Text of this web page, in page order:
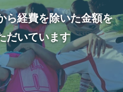
ら経費を除いた金額を
だいています